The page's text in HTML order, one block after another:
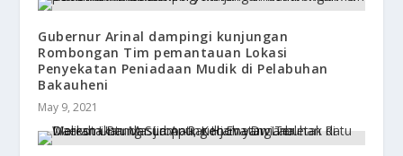
Gubernur Arinal dampingi kunjungan
Rombongan Tim pemantauan Lokasi
Penyekatan Peniadaan Mudik di Pelabuhan
Bakauheni
May 9, 2021